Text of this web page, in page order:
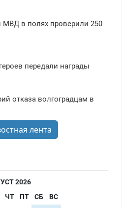
в полях проверили 250
передали награды
отказа волгоградцам в
лента
2026
ЧТ ПТ СБ
ВС